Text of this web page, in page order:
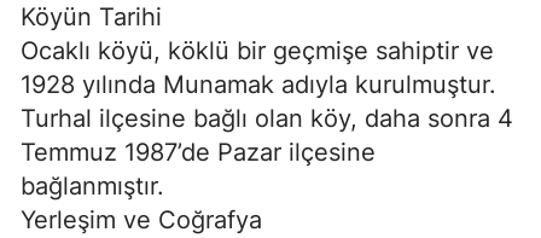
Köyün Tarihi
Ocaklı köyü, köklü bir geçmişe sahiptir ve
1928 yılında Munamak adıyla kurulmuştur.
Turhal ilçesine bağlı olan köy, daha sonra 4
Temmuz 1987’de Pazar ilçesine
bağlanmıştır.
Yerleşim ve Coğrafya